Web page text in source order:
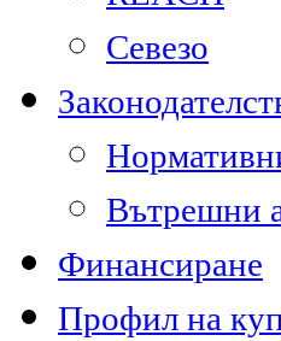
Севезо
Вътрешни
Финансиране
Профил на